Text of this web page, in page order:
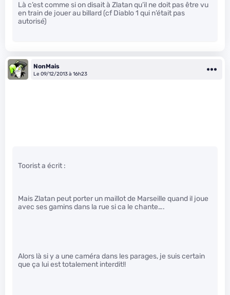
Là c’est comme si on disait à Zlatan qu’il ne doit pas être vu
en train de jouer au billard (cf Diablo 1 qui n’était pas
autorisé)
NonMais
Le 09/12/2013 à 16h23
Toorist a écrit :
Mais Zlatan peut porter un maillot de Marseille quand il joue
avec ses gamins dans la rue si ca le chante….
Alors là si y a une caméra dans les parages, je suis certain
que ça lui est totalement interdit!!